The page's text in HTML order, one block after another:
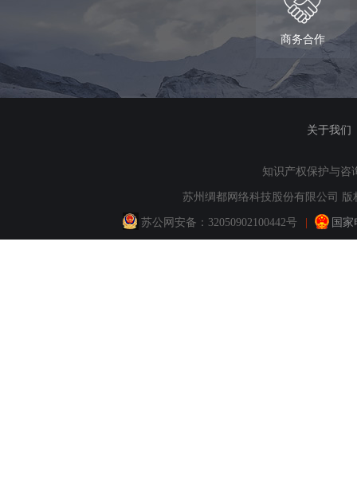
商务合作
关于我们
知识产权保护与咨
苏州绸都网络科技股份有限公司 版
苏公网安备： 32050902100442号 国